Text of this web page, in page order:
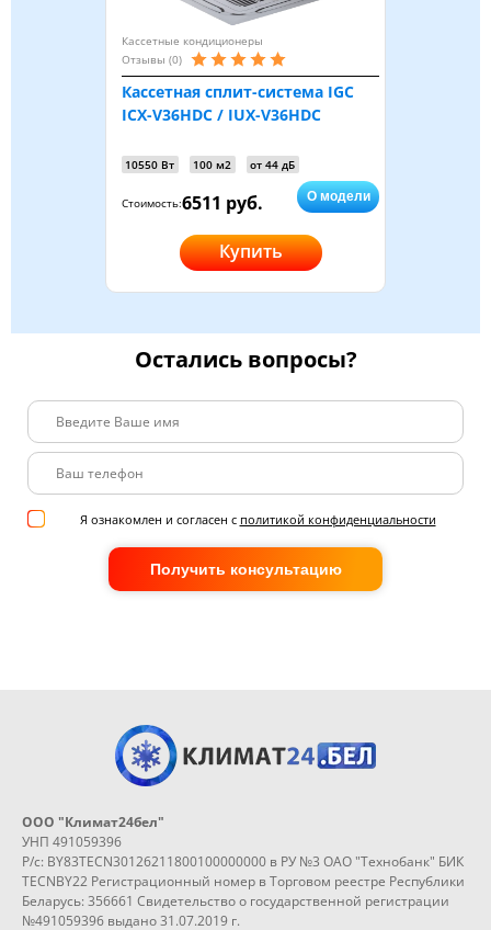
Кассетные кондиционеры
Отзывы (0)
Кассетная сплит-система IGC
ICX-V36HDC / IUX-V36HDC
10550 Вт 100 м2 от 44 дБ
Стоимость:6511 руб. О модели
Купить
Остались вопросы?
Я ознакомлен и согласен с политикой конфиденциальности
Получить консультацию
ООО "Климат24бел"
УНП 491059396
Р/с: BY83TECN30126211800100000000 в РУ №3 ОАО "Технобанк" БИК
TECNBY22 Регистрационный номер в Торговом реестре Республики
Беларусь: 356661 Свидетельство о государственной регистрации
№491059396 выдано 31.07.2019 г.